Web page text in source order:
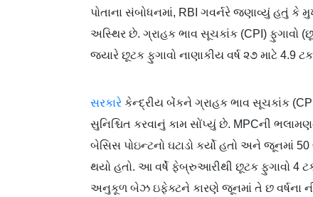
પોતાના સંબોધનમાં, RBI ગવર્નરે જણાવ્યું હતું કે
અસ્થિર છે. ગ્રાહક ભાવ સૂચકાંક (CPI) ફુગાવો
જ્યારે છૂટક ફુગાવો નાણાકીય વર્ષ ૨૭ માટે 4.9
સરકારે કેન્દ્રીય બેંકને ગ્રાહક ભાવ સૂચકાંક
સુનિશ્ચિત કરવાનું કામ સોંપ્યું છે. MPCની
બેસિસ પોઇન્ટનો ઘટાડો કર્યો હતો અને જૂનમાં 50
થયો હતો. આ વર્ષે ફેબ્રુઆરીથી છૂટક ફુગાવો 4
અનુકૂળ બેઝ ઇફેક્ટને કારણે જૂનમાં તે છ વર્ષના